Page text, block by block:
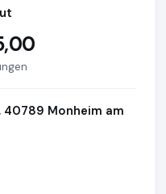
40789 Monheim am